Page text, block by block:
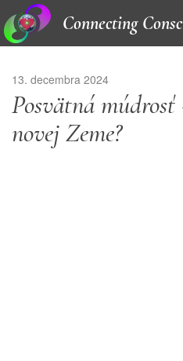
Connecting
13. decembra 2024
Posvätná múdrosť
novej Zeme?